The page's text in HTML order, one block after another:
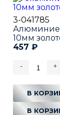
3-041785
10мм
457 ₽
- +
В
В